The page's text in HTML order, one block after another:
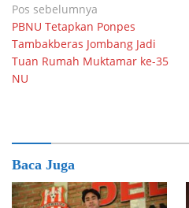
Navigasi
pos
Pos sebelumnya
PBNU Tetapkan Ponpes
Tambakberas Jombang Jadi
Tuan Rumah Muktamar ke-35
NU
Baca Juga